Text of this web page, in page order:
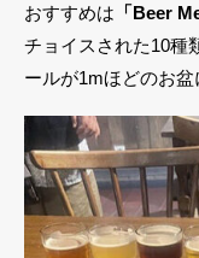
おすすめは 「Beer
チョイスされた10種
ールが1mほどのお盆